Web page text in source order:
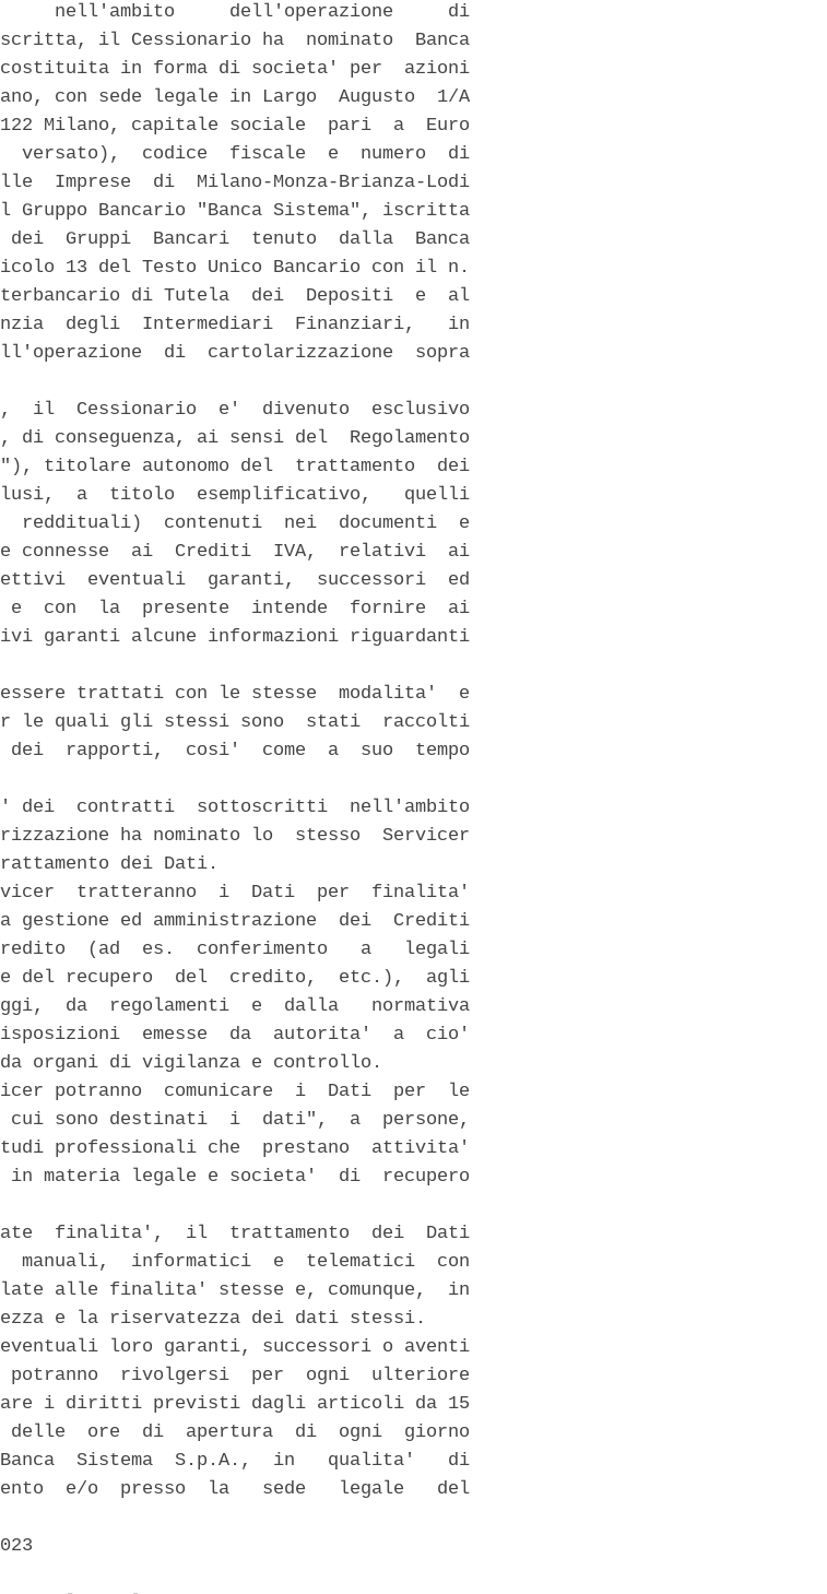
nell'ambito     dell'operazione     di
il Cessionario ha  nominato  Banca
costituita in forma di societa' per  azioni
con sede legale in Largo  Augusto  1/A
Milano, capitale sociale  pari  a  Euro
versato),  codice  fiscale  e  numero  di
Imprese  di  Milano-Monza-Brianza-Lodi
Gruppo Bancario "Banca Sistema", iscritta
Gruppi  Bancari  tenuto  dalla  Banca
13 del Testo Unico Bancario con il n.
di Tutela  dei  Depositi  e  al
degli  Intermediari  Finanziari,   in
di  cartolarizzazione  sopra
il  Cessionario  e'  divenuto  esclusivo
conseguenza, ai sensi del  Regolamento
titolare autonomo del  trattamento  dei
a  titolo  esemplificativo,   quelli
reddituali)  contenuti  nei  documenti  e
connesse  ai  Crediti  IVA,  relativi  ai
eventuali  garanti,  successori  ed
con  la  presente  intende  fornire  ai
garanti alcune informazioni riguardanti
trattati con le stesse  modalita'  e
le quali gli stessi sono  stati  raccolti
dei  rapporti,  cosi'  come  a  suo  tempo
dei  contratti  sottoscritti  nell'ambito
ha nominato lo  stesso  Servicer
dei Dati.
tratteranno  i  Dati  per  finalita'
gestione ed amministrazione  dei  Crediti
(ad  es.  conferimento   a   legali
del recupero  del  credito,  etc.),  agli
da  regolamenti  e  dalla   normativa
emesse  da  autorita'  a  cio'
organi di vigilanza e controllo.
potranno  comunicare  i  Dati  per  le
sono destinati  i  dati",  a  persone,
professionali che  prestano  attivita'
in materia legale e societa'  di  recupero
finalita',  il  trattamento  dei  Dati
manuali,  informatici  e  telematici  con
alle finalita' stesse e, comunque,  in
e la riservatezza dei dati stessi.
loro garanti, successori o aventi
rivolgersi  per  ogni  ulteriore
i diritti previsti dagli articoli da 15
delle  ore  di  apertura  di  ogni  giorno
Sistema  S.p.A.,  in   qualita'   di
e/o  presso  la   sede   legale   del